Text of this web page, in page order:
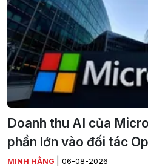
Doanh thu AI của
phần lớn vào đối tác
MINH HẰNG 06-08-2026